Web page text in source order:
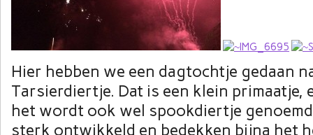
Hier hebben we een dagtochtje gedaan
Tarsierdiertje. Dat is een klein primaatje,
het wordt ook wel spookdiertje
sterk ontwikkeld en bedekken bijna het